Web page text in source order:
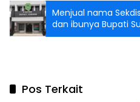
Menjual nama
dan ibunya Bupati
Kecamatan
Pos Terkait